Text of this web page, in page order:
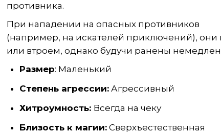
противника.
При нападении на опасных противников
(например, на искателей приключений), они
или втроем, однако будучи ранены
Размер: Маленький
Степень агрессии:Агрессивный
Хитроумность: Всегда на чеку
Близость к магии:Сверхъестественная